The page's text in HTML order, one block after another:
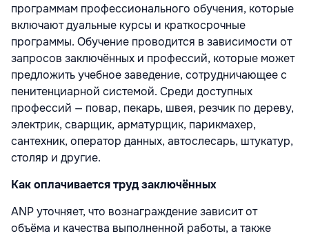
программам профессионального обучения, которые
включают дуальные курсы и краткосрочные
программы. Обучение проводится в зависимости от
запросов заключённых и профессий, которые может
предложить учебное заведение, сотрудничающее с
пенитенциарной системой. Среди доступных
профессий — повар, пекарь, швея, резчик по дереву,
электрик, сварщик, арматурщик, парикмахер,
сантехник, оператор данных, автослесарь, штукатур,
столяр и другие.
Как оплачивается труд заключённых
АNP уточняет, что вознаграждение зависит от
объёма и качества выполненной работы, а также